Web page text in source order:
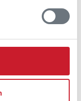
des
ergeben